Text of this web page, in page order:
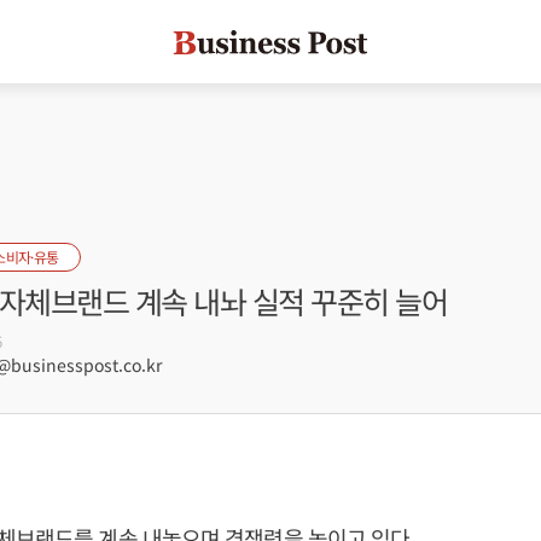
비자·유통
체브랜드 계속 내놔 실적 꾸준히 늘어